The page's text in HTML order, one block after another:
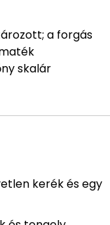
a forgás
skalár
kerék és egy